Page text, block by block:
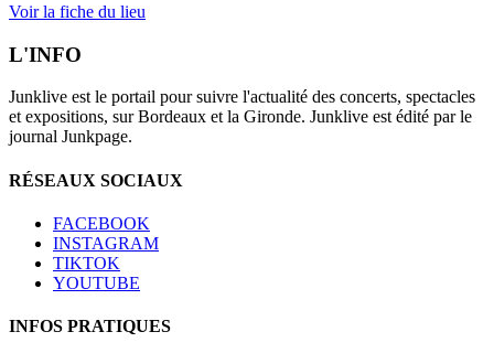
Voir la fiche du lieu
L'INFO
Junklive est le portail pour suivre l'actualité des concerts, spectacles
et expositions, sur Bordeaux et la Gironde. Junklive est édité par le
journal Junkpage.
RÉSEAUX SOCIAUX
FACEBOOK
INSTAGRAM
TIKTOK
YOUTUBE
INFOS PRATIQUES